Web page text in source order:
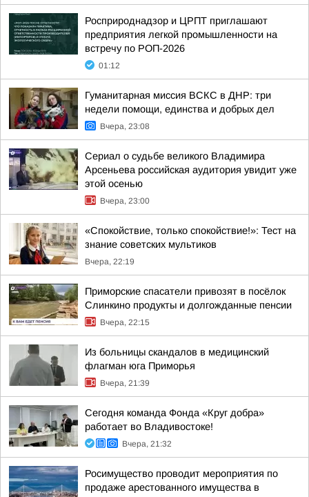
Росприроднадзор и ЦРПТ приглашают
предприятия легкой промышленности на
встречу по РОП-2026
01:12
Гуманитарная миссия ВСКС в ДНР: три
недели помощи, единства и добрых дел
Вчера, 23:08
Сериал о судьбе великого Владимира
Арсеньева российская аудитория увидит уже
этой осенью
Вчера, 23:00
«Спокойствие, только спокойствие!»: Тест на
знание советских мультиков
Вчера, 22:19
Приморские спасатели привозят в посёлок
Слинкино продукты и долгожданные пенсии
Вчера, 22:15
Из больницы скандалов в медицинский
флагман юга Приморья
Вчера, 21:39
Сегодня команда Фонда «Круг добра»
работает во Владивостоке!
Вчера, 21:32
Росимущество проводит мероприятия по
продаже арестованного имущества в